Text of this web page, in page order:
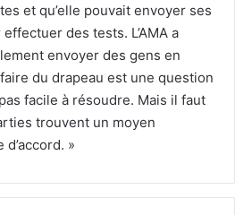
et qu’elle pouvait envoyer ses
des tests. L’AMA a
envoyer des gens en
du drapeau est une question
facile à résoudre. Mais il faut
trouvent un moyen
»